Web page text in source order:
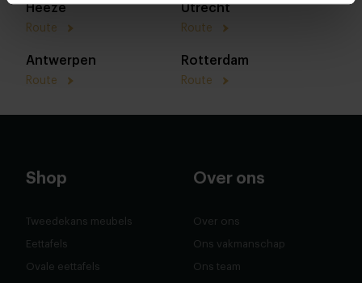
Heeze
Route
Utrecht
Route
Antwerpen
Route
Rotterdam
Route
Shop
Tweedekans meubels
Eettafels
Ovale eettafels
Over ons
Over ons
Ons vakmanschap
Ons team